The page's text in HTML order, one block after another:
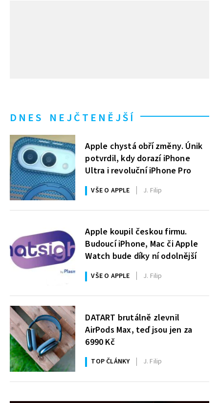
DNES NEJČTENĚJŠÍ
Apple chystá obří změny. Únik
potvrdil, kdy dorazí iPhone
Ultra i revoluční iPhone Pro
VŠE O APPLE J. Filip
Apple koupil českou firmu.
Budoucí iPhone, Mac či Apple
Watch bude díky ní odolnější
VŠE O APPLE J. Filip
DATART brutálně zlevnil
AirPods Max, teď jsou jen za
6990 Kč
TOP ČLÁNKY J. Filip